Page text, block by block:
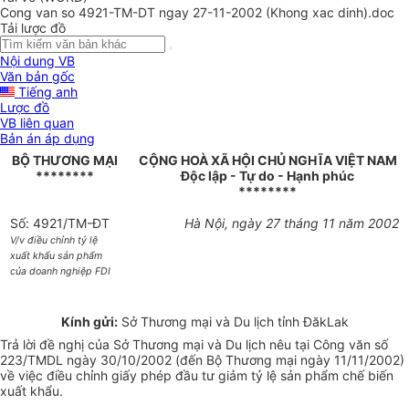
Cong van so 4921-TM-DT ngay 27-11-2002 (Khong xac dinh).doc
Tải lược đồ
Nội dung VB
Văn bản gốc
Tiếng anh
Lược đồ
VB liên quan
Bản án áp dụng
BỘ THƯƠNG MẠI
********
CỘNG HOÀ XÃ HỘI CHỦ NGHĨA VIỆT NAM
Độc lập - Tự do - Hạnh phúc
********
Số: 4921/TM-ĐT
V/v điều chỉnh tỷ lệ
xuất khẩu sản phẩm
của doanh nghiệp FDI
Hà Nội, ngày 27 tháng 11 năm 2002
Kính gửi:Sở Thương mại và Du lịch tỉnh ĐăkLak
Trả lời đề nghị của Sở Thương mại và Du lịch nêu tại Công văn số
223/TMDL ngày 30/10/2002 (đến Bộ Thương mại ngày 11/11/2002)
về việc điều chỉnh giấy phép đầu tư giảm tỷ lệ sản phẩm chế biến
xuất khẩu.